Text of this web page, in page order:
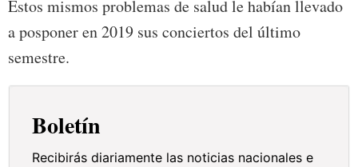
Estos mismos problemas de salud le habían llevado
a posponer en 2019 sus conciertos del último
semestre.
Boletín
Recibirás diariamente las noticias nacionales e